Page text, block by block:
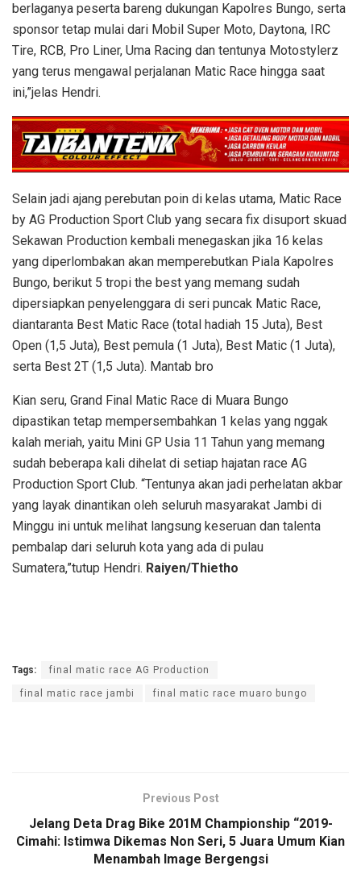
berlaganya peserta bareng dukungan Kapolres Bungo, serta
sponsor tetap mulai dari Mobil Super Moto, Daytona, IRC
Tire, RCB, Pro Liner, Uma Racing dan tentunya Motostylerz
yang terus mengawal perjalanan Matic Race hingga saat
ini,”jelas Hendri.
Selain jadi ajang perebutan poin di kelas utama, Matic Race
by AG Production Sport Club yang secara fix disuport skuad
Sekawan Production kembali menegaskan jika 16 kelas
yang diperlombakan akan memperebutkan Piala Kapolres
Bungo, berikut 5 tropi the best yang memang sudah
dipersiapkan penyelenggara di seri puncak Matic Race,
diantaranta Best Matic Race (total hadiah 15 Juta), Best
Open (1,5 Juta), Best pemula (1 Juta), Best Matic (1 Juta),
serta Best 2T (1,5 Juta). Mantab bro
Kian seru, Grand Final Matic Race di Muara Bungo
dipastikan tetap mempersembahkan 1 kelas yang nggak
kalah meriah, yaitu Mini GP Usia 11 Tahun yang memang
sudah beberapa kali dihelat di setiap hajatan race AG
Production Sport Club. “Tentunya akan jadi perhelatan akbar
yang layak dinantikan oleh seluruh masyarakat Jambi di
Minggu ini untuk melihat langsung keseruan dan talenta
pembalap dari seluruh kota yang ada di pulau
Sumatera,”tutup Hendri. Raiyen/Thietho
Tags: final matic race AG Production
final matic race jambi final matic race muaro bungo
Previous Post
Jelang Deta Drag Bike 201M Championship “2019-
Cimahi: Istimwa Dikemas Non Seri, 5 Juara Umum Kian
Menambah Image Bergengsi